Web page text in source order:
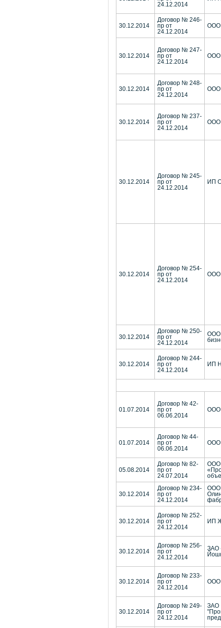
24.12.2014
30.12.2014
Договор № 246-
пр от
24.12.2014
ООО
30.12.2014
Договор № 247-
пр от
24.12.2014
ООО
30.12.2014
Договор № 248-
пр от
24.12.2014
ООО
30.12.2014
Договор № 237-
пр от
24.12.2014
ООО
30.12.2014
Договор № 245-
пр от
24.12.2014
ИП
30.12.2014
Договор № 254-
пр от
24.12.2014
ООО
30.12.2014
Договор № 250-
пр от
24.12.2014
ООО
30.12.2014
Договор № 244-
пр от
24.12.2014
ИП
01.07.2014
Договор № 42-
пр от
06.06.2014
ООО
01.07.2014
Договор № 44-
пр от
06.06.2014
ООО
05.08.2014
Договор № 82-
пр от
24.07.2014
ООО
30.12.2014
Договор № 234-
пр от
24.12.2014
ООО
30.12.2014
Договор № 252-
пр от
24.12.2014
ИП
30.12.2014
Договор № 256-
пр от
24.12.2014
ЗАО
30.12.2014
Договор № 233-
пр от
24.12.2014
ООО
30.12.2014
Договор № 249-
пр от
24.12.2014
ЗАО